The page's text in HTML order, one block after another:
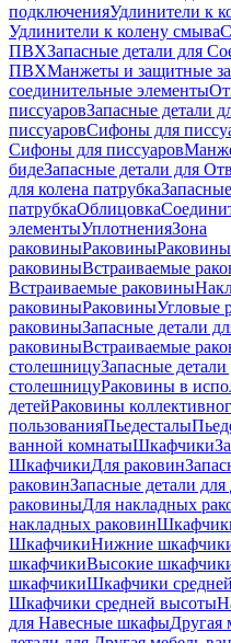
подключенияУдлинители к
Удлинители к колену смыва
ПВХЗапасные детали для
ПВХМанжеты и защитные
соединительные элементы
писсуаровЗапасные детали
писсуаровCифоны для
Cифоны для писсуаров
бидеЗапасные детали для
для колена патрубка
патрубкаОблицовка
элементыУплотненияЗона
раковиныРаковиныРаковины
раковиныВстраиваемые
Встраиваемые раковины
раковиныРаковиныУгловые
раковиныЗапасные детали
раковиныВстраиваемые
столешницуЗапасные
столешницуРаковины в
детейРаковины
пользованияПьедесталы
ванной комнатыШкафчики
ШкафчикиДля раковин
раковинЗапасные детали
раковиныДля накладных
накладных pаковин
ШкафчикиНижние
шкафчикиВысокие
шкафчикиШкафчики
Шкафчики средней высоты
для Навесные шкафыДругая